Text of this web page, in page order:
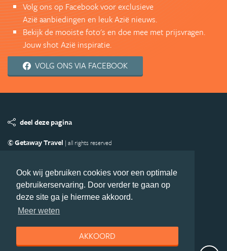
Ook wij gebruiken cookies voor een optimale
gebruikerservaring. Door verder te gaan op
deze site ga je hiermee akkoord.
Meer weten
AKKOORD
Volg ons op Facebook voor exclusieve
Azië aanbiedingen en leuk Azië nieuws.
Bekijk de mooiste foto's en doe mee met prijsvragen.
Jouw shot Azië inspiratie.
VOLG ONS VIA FACEBOOK
deel deze pagina
© Getaway Travel | all rights reserved
Copyright
Privacy statement Disclaimer
Cookies
Volg Azie.nl
Nieuwsbrief
Facebook